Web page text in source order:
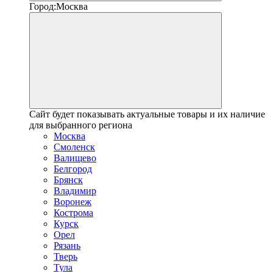
Город:Москва
Сайт будет показывать актуальные товары и их наличие
для выбранного региона
Москва
Смоленск
Валищево
Белгород
Брянск
Владимир
Воронеж
Кострома
Курск
Орел
Рязань
Тверь
Тула